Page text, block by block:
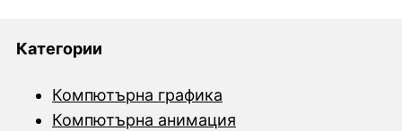
Категории
Компютърна графика
Компютърна анимация